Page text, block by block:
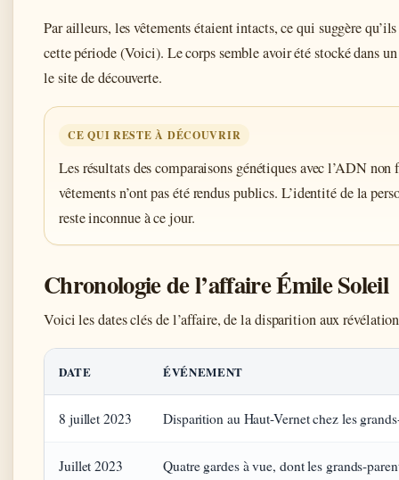
Par ailleurs, les vêtements étaient intacts, ce qui suggère
cette période (Voici). Le corps semble avoir été stocké dans
le site de découverte.
CE QUI RESTE À DÉCOUVRIR
Les résultats des comparaisons génétiques avec l’ADN
vêtements n’ont pas été rendus publics. L’identité de la
reste inconnue à ce jour.
Chronologie de l’affaire Émile Soleil
Voici les dates clés de l’affaire, de la disparition aux
DATE ÉVÉNEMENT
8 juillet 2023 Disparition au Haut-Vernet chez les
Juillet 2023 Quatre gardes à vue, dont les grands-